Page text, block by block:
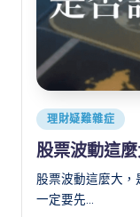
Posted
理財疑難雜症
股票波動這
股票波動這麼大，
一定要先…